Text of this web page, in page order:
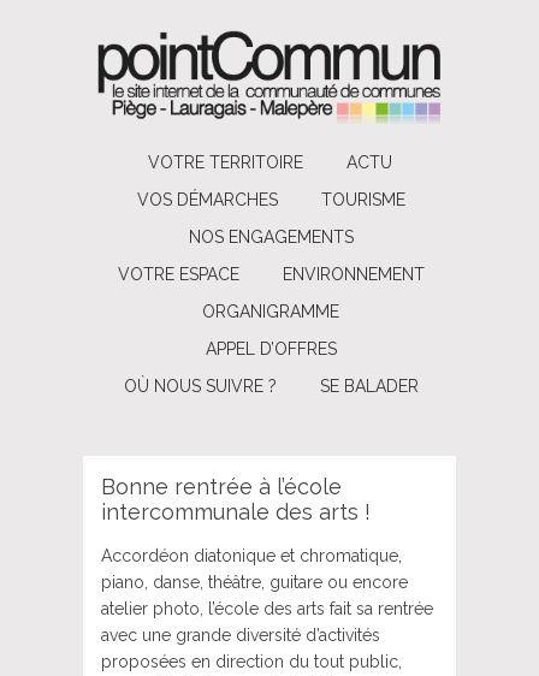
VOTRE TERRITOIRE
ACTU
VOS DÉMARCHES
TOURISME
NOS ENGAGEMENTS
VOTRE ESPACE
ENVIRONNEMENT
ORGANIGRAMME
APPEL D’OFFRES
OÙ NOUS SUIVRE ?
SE BALADER
Bonne rentrée à l’école
intercommunale des arts !
Accordéon diatonique et chromatique,
piano, danse, théâtre, guitare ou encore
atelier photo, l’école des arts fait sa rentrée
avec une grande diversité d’activités
proposées en direction du tout public,